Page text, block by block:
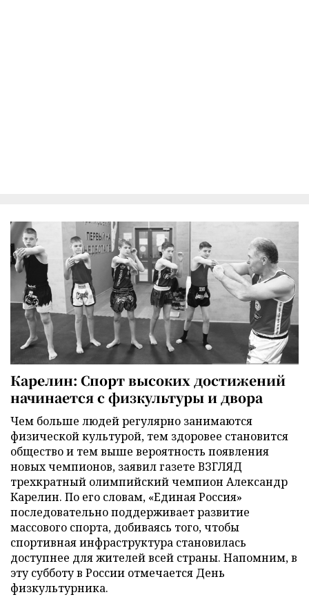
Карелин: Спорт высоких достижений
начинается с физкультуры и двора
Чем больше людей регулярно занимаются
физической культурой, тем здоровее становится
общество и тем выше вероятность появления
новых чемпионов, заявил газете ВЗГЛЯД
трехкратный олимпийский чемпион Александр
Карелин. По его словам, «Единая Россия»
последовательно поддерживает развитие
массового спорта, добиваясь того, чтобы
спортивная инфраструктура становилась
доступнее для жителей всей страны. Напомним, в
эту субботу в России отмечается День
физкультурника.